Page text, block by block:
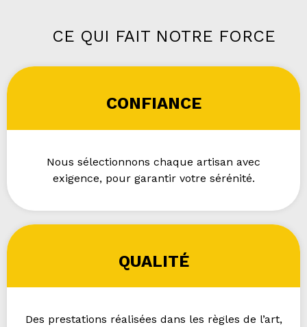
CE QUI FAIT NOTRE FORCE
CONFIANCE
Nous sélectionnons chaque artisan avec
exigence, pour garantir votre sérénité.
QUALITÉ
Des prestations réalisées dans les règles de l’art,